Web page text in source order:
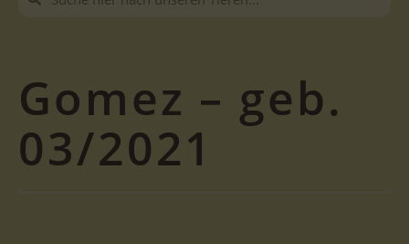
Gomez – geb.
03/2021